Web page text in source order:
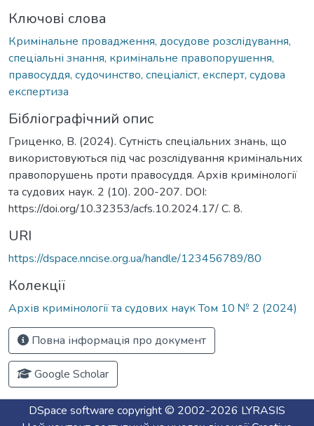
Ключові слова
Кримінальне провадження, досудове розслідування,
спеціальні знання, кримінальне правопорушення,
правосуддя, судочинство, спеціаліст, експерт, судова
експертиза
Бібліографічний опис
Гриценко, В. (2024). Сутність спеціальних знань, що
використовуються під час розслідування кримінальних
правопорушень проти правосуддя. Архів кримінології
та судових наук. 2 (10). 200-207. DOI:
https://doi.org/10.32353/acfs.10.2024.17/ C. 8.
URI
https://dspace.nncise.org.ua/handle/123456789/80
Колекції
Архів кримінології та судових наук Том 10 № 2 (2024)
Повна інформація про документ
Google Scholar
DSpace software copyright © 2002-2026 LYRASIS